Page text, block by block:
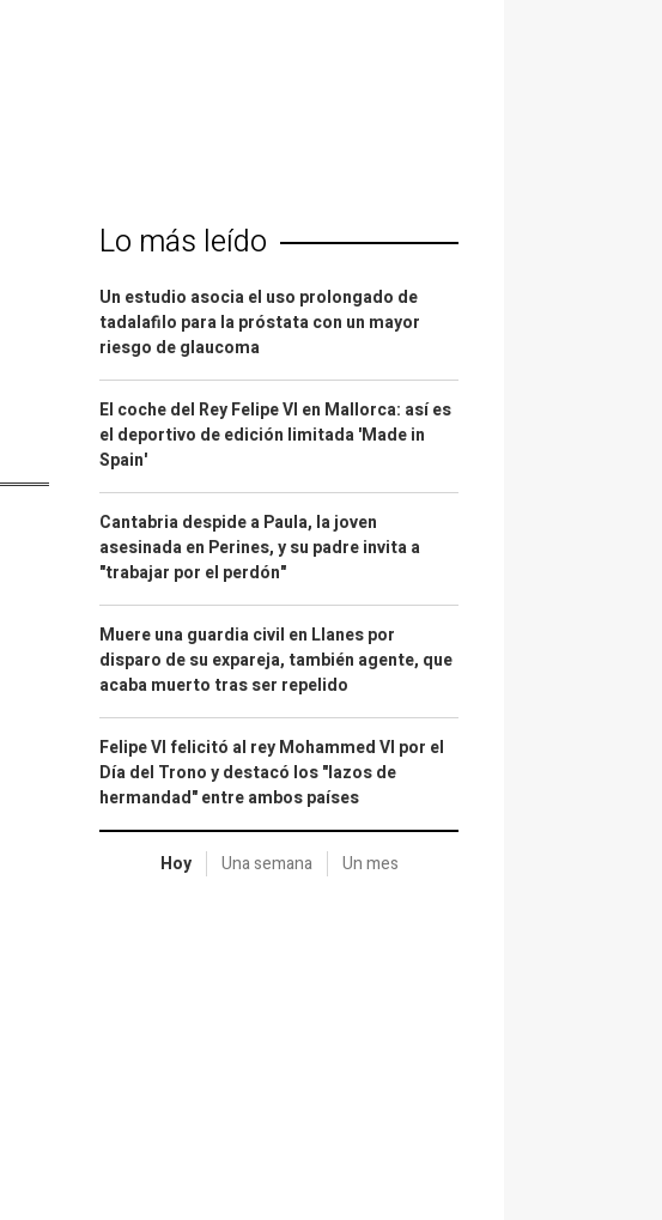
Lo más leído
Un estudio asocia el uso prolongado de
tadalafilo para la próstata con un mayor
riesgo de glaucoma
El coche del Rey Felipe VI en Mallorca: así es
el deportivo de edición limitada 'Made in
Spain'
Cantabria despide a Paula, la joven
asesinada en Perines, y su padre invita a
"trabajar por el perdón"
Muere una guardia civil en Llanes por
disparo de su expareja, también agente, que
acaba muerto tras ser repelido
Felipe VI felicitó al rey Mohammed VI por el
Día del Trono y destacó los "lazos de
hermandad" entre ambos países
Hoy Una semana Un mes